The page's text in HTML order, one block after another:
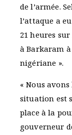
de l’armée.
l’attaque a
21 heures
à Barkaram
nigériane ».
« Nous
situation est
place à la
gouverneur